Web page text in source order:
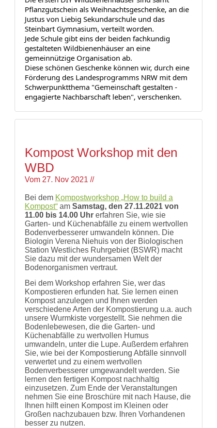
Literatur
Bienenfreundlich
Gärtnern
Allgemein
Biologische
Pflanzgutschein als Weihnachtsgeschenke, an die
Justus von Liebig Sekundarschule und das
Steinbart Gymnasium, verteilt worden.
Jede Schule gibt eins der beiden fachkundig
gestalteten Wildbienenhäuser an eine
gemeinnützige Organisation ab.
Diese schönen Geschenke können wir, durch eine
Förderung des Landesprogramms NRW mit dem
Schwerpunktthema "Gemeinschaft gestalten -
engagierte Nachbarschaft leben", verschenken.
Kompost Workshop mit den
WBD
Vom 27. Nov 2021 //
Bei dem Kompostworkshop „How to build a
Kompost“ am Samstag, den 27.11.2021 von
11.00 bis 14.00 Uhr erfahren Sie, wie sie
Garten- und Küchenabfälle zu einem wertvollen
Bodenverbesserer umwandeln können. Die
Biologin Verena Niehuis von der Biologischen
Station Westliches Ruhrgebiet (BSWR) macht
Sie dazu mit der wundersamen Welt der
Bodenorganismen vertraut.
Bei dem Workshop erfahren Sie, wer das
Kompostieren erfunden hat. Sie lernen einen
Kompost anzulegen und Ihnen werden
verschiedene Arten der Kompostierung u.a. auch
unsere Wurmkiste vorgestellt. Sie nehmen die
Bodenlebewesen, die die Garten- und
Küchenabfälle zu wertvollen Humus
umwandeln, unter die Lupe. Außerdem erfahren
Sie, wie bei der Kompostierung Abfälle sinnvoll
verwertet und zu einem wertvollen
Bodenverbesserer umgewandelt werden. Sie
lernen den fertigen Kompost nachhaltig
einzusetzen. Zum Ende der Veranstaltungen
nehmen Sie eine Broschüre mit nach Hause, die
Ihnen hilft einen Kompost im Kleinen oder
Großen nachzubauen bzw. Ihren Vorhandenen
besser zu nutzen.